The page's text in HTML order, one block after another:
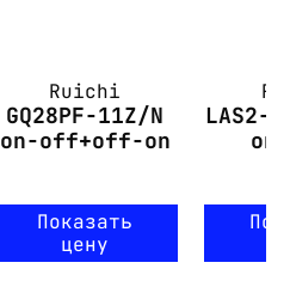
Ruichi
GQ28PF-11Z/N
on-off+off-on
Показать
цену
LAS2-